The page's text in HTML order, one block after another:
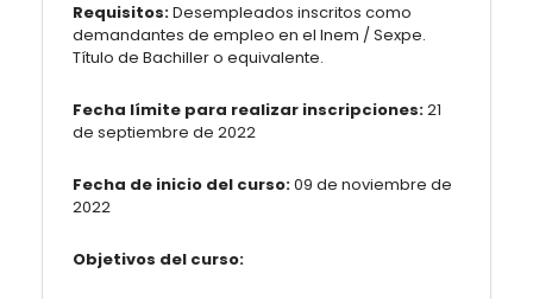
Requisitos:Desempleados inscritos como
demandantes de empleo en el Inem / Sexpe.
Título de Bachiller o equivalente.
Fecha límite para realizar inscripciones:21
de septiembre de 2022
Fecha de inicio del curso:09 de noviembre de
2022
Objetivos del curso: